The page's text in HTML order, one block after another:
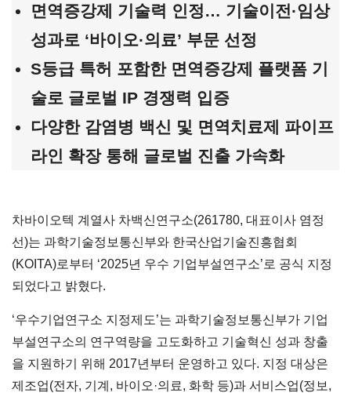
면역증강제 기술력 인정… 기술이전·임상
성과로 ‘바이오·의료’ 부문 선정
S등급 특허 포함한 면역증강제 플랫폼 기
술로 글로벌 IP 경쟁력 입증
다양한 감염병 백신 및 면역치료제 파이프
라인 확장 통해 글로벌 진출 가속화
차바이오텍 계열사 차백신연구소(261780, 대표이사 염정
선)는 과학기술정보통신부와 한국산업기술진흥협회
(KOITA)로부터 ‘2025년 우수 기업부설연구소’로 공식 지정
되었다고 밝혔다.
‘우수기업연구소 지정제도’는 과학기술정보통신부가 기업
부설연구소의 연구역량을 고도화하고 기술혁신 성과 창출
을 지원하기 위해 2017년부터 운영하고 있다. 지정 대상은
제조업(전자, 기계, 바이오·의료, 화학 등)과 서비스업(정보,